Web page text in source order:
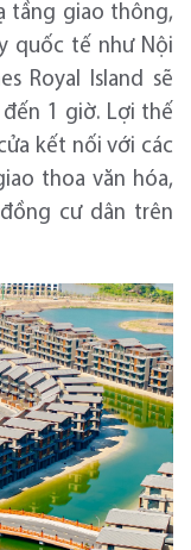
tầng giao thông,
quốc tế như Nội
Royal Island sẽ
1 giờ. Lợi thế
kết nối với các
thoa văn hóa,
cư dân trên